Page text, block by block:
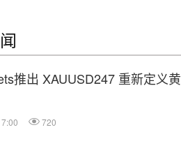
推出 XAUUSD247 重新定义
720